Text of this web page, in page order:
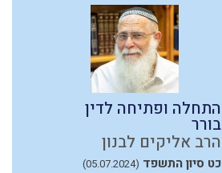
התחלה ופתיחה לדין
בורר
הרב אליקים לבנון
כט סיון התשפד (05.07.2024)